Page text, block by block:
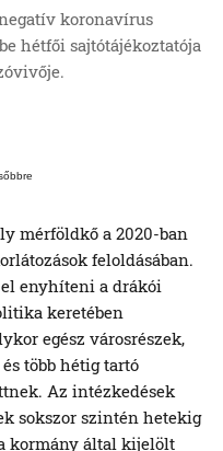
koronavírus
hétfői sajtótájékoztatója
feloldásában.
enyhíteni a drákói
keretében
egész városrészek,
több hétig tartó
Az intézkedések
sokszor szintén hetekig
kormány által kijelölt